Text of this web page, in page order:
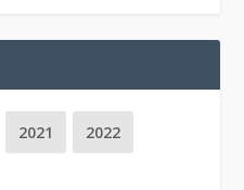
2021 2022